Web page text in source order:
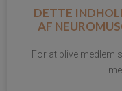
DETTE
AF
For at blive medlem